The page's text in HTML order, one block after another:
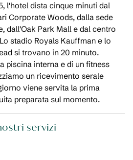
l'hotel dista cinque minuti dal
Corporate Woods, dalla sede
dall'Oak Park Mall e dal centro
stadio Royals Kauffman e lo
si trovano in 20 minuto.
piscina interna e di un fitness
un ricevimento serale
viene servita la prima
preparata sul momento.
servizi